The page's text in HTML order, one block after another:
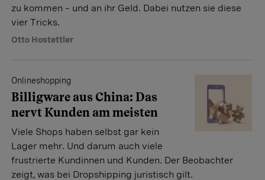
zu kommen – und an ihr Geld. Dabei nutzen sie diese
vier Tricks.
Otto Hostettler
Onlineshopping
Billigware aus China: Das
nervt Kunden am meisten
Viele Shops haben selbst gar kein
Lager mehr. Und darum auch viele
frustrierte Kundinnen und Kunden. Der Beobachter
zeigt, was bei Dropshipping juristisch gilt.